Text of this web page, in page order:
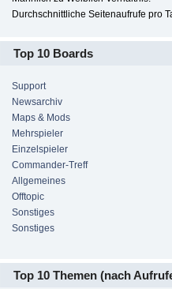
Durchschnittliche Seitenaufrufe pro
Top 10 Boards
Support
Newsarchiv
Maps & Mods
Mehrspieler
Einzelspieler
Commander-Treff
Allgemeines
Offtopic
Sonstiges
Sonstiges
Top 10 Themen (nach